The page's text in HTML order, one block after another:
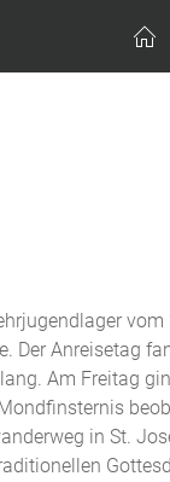
Der Anreisetag
Am Freitag
in St.